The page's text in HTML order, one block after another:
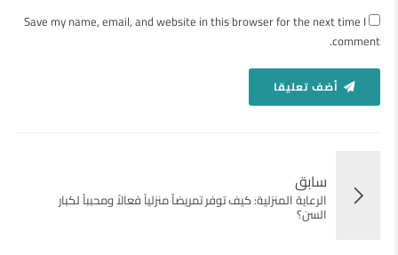
Save my name, email, and website in this browser for the next time I
comment.
أضف تعليقا
سابق
الرعاية المنزلية: كيف توفر تمريضاً منزلياً فعالاً ومحبباً لكبار
السن؟